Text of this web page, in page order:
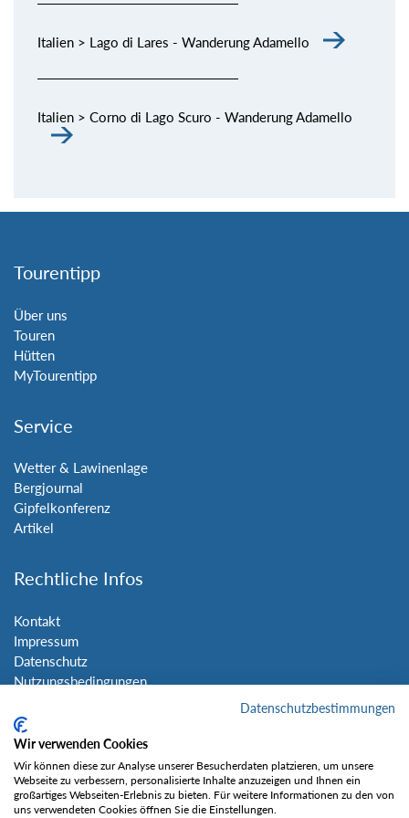
Italien > Lago di Lares - Wanderung Adamello
Italien > Corno di Lago Scuro - Wanderung Adamello
Tourentipp
Über uns
Touren
Hütten
MyTourentipp
Service
Wetter & Lawinenlage
Bergjournal
Gipfelkonferenz
Artikel
Rechtliche Infos
Kontakt
Impressum
Datenschutz
Nutzungsbedingungen
Social Media
Datenschutzbestimmungen
Wir verwenden Cookies
Wir können diese zur Analyse unserer Besucherdaten platzieren, um unsere
Webseite zu verbessern, personalisierte Inhalte anzuzeigen und Ihnen ein
großartiges Webseiten-Erlebnis zu bieten. Für weitere Informationen zu den von
uns verwendeten Cookies öffnen Sie die Einstellungen.